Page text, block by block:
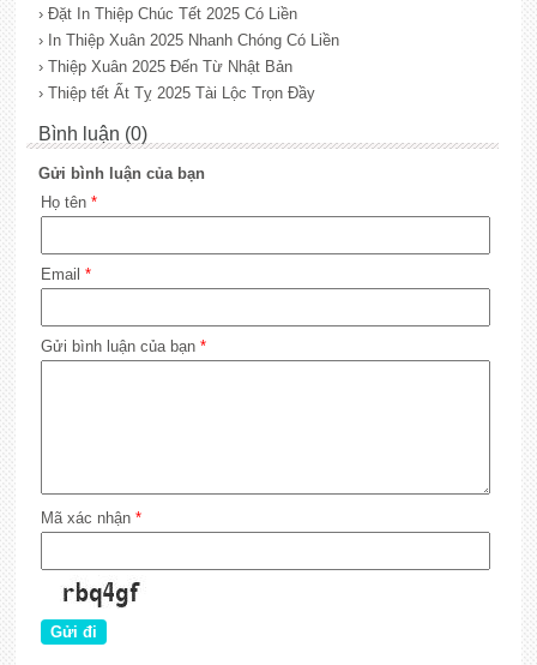
› Đặt In Thiệp Chúc Tết 2025 Có Liền
› In Thiệp Xuân 2025 Nhanh Chóng Có Liền
› Thiệp Xuân 2025 Đến Từ Nhật Bản
› Thiệp tết Ất Tỵ 2025 Tài Lộc Trọn Đầy
Bình luận (0)
Gửi bình luận của bạn
Họ tên *
Email *
Gửi bình luận của bạn *
Mã xác nhận *